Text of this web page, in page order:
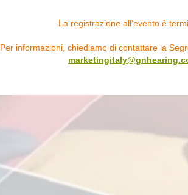
La registrazione all'evento è
Per informazioni, chiediamo di contattare la